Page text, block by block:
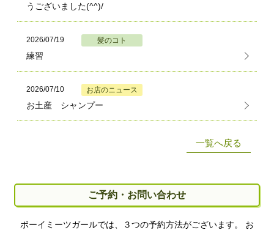
うございました(^^)/
2026/07/19 髪のコト
練習
2026/07/10 お店のニュース
お土産 シャンプー
一覧へ戻る
ご予約・お問い合わせ
ボーイミーツガールでは、３つの予約方法がございます。 お